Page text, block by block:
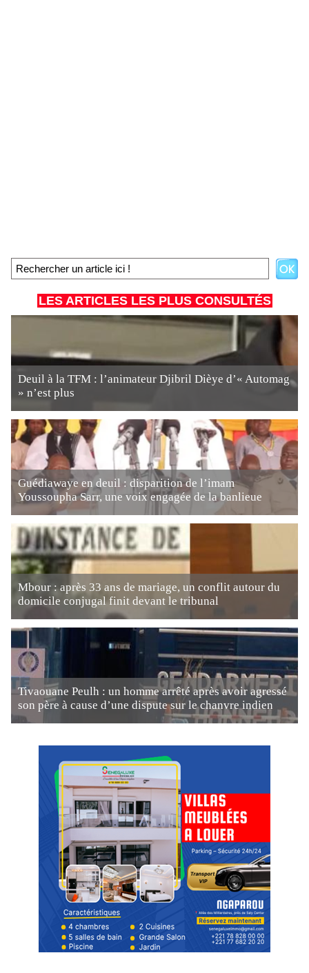
LES ARTICLES LES PLUS CONSULTÉS
Deuil à la TFM : l’animateur Djibril Dièye d’« Automag
» n’est plus
Guédiawaye en deuil : disparition de l’imam
Youssoupha Sarr, une voix engagée de la banlieue
Mbour : après 33 ans de mariage, un conflit autour du
domicile conjugal finit devant le tribunal
Tivaouane Peulh : un homme arrêté après avoir agressé
son père à cause d’une dispute sur le chanvre indien